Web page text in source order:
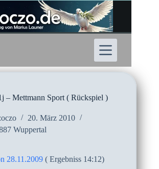
– Mettmann Sport ( Rückspiel )
20. März 2010
Wuppertal
28.11.2009( Ergebniss 14:12)